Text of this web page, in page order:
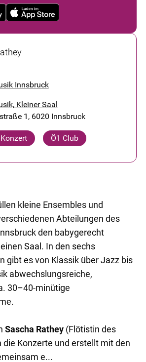
Innsbruck
Kleiner Saal
1, 6020 Innsbruck
Konzert Ö1 Club
kleine Ensembles und
Abteilungen des
den babygerecht
Saal. In den sechs
gibt es von Klassik über Jazz bis
abwechslungsreiche,
30–40-minütige
Sascha Rathey(Flötistin des
die Konzerte und erstellt mit den
e...